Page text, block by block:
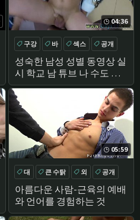
04:36
성숙한 남성 성별 동영상 실
시 학교 남 튜브 나 수도 있
었 수
구강 바 섹스 공개
05:59
아름다운 사람-근육의 예배
와 언어를 경험하는 것
대 큰 수탉 외 공개